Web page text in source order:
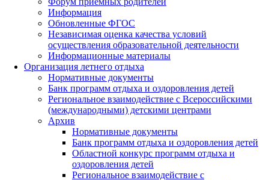
Информация
Обновленные ФГОС
Независимая оценка качества условий
осуществления образовательной деятельности
Информационные материалы
Организация летнего отдыха
Нормативные документы
Банк программ отдыха и оздоровления детей
Региональное взаимодействие с Всероссийскими
(международными) детскими центрами
Архив
Нормативные документы
Банк программ отдыха и оздоровления детей
Областной конкурс программ отдыха и
оздоровления детей
Региональное взаимодействие с